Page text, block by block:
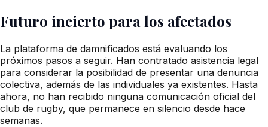
Futuro incierto para los afectados
La plataforma de damnificados está evaluando los
próximos pasos a seguir. Han contratado asistencia legal
para considerar la posibilidad de presentar una denuncia
colectiva, además de las individuales ya existentes. Hasta
ahora, no han recibido ninguna comunicación oficial del
club de rugby, que permanece en silencio desde hace
semanas.